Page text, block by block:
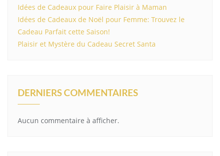
Idées de Cadeaux pour Faire Plaisir à Maman
Idées de Cadeaux de Noël pour Femme: Trouvez le
Cadeau Parfait cette Saison!
Plaisir et Mystère du Cadeau Secret Santa
DERNIERS COMMENTAIRES
Aucun commentaire à afficher.